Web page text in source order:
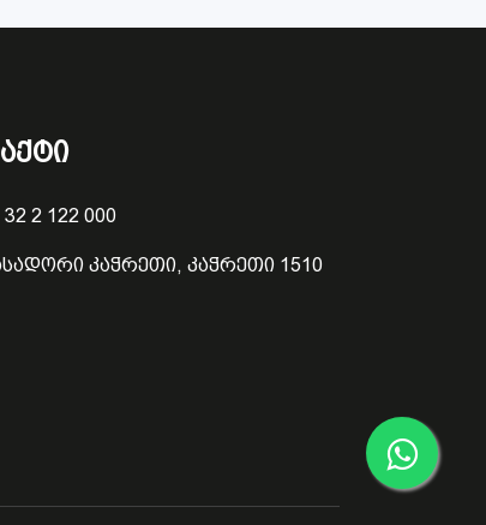
32 2 122 000
კაჭრეთი, კაჭრეთი 1510